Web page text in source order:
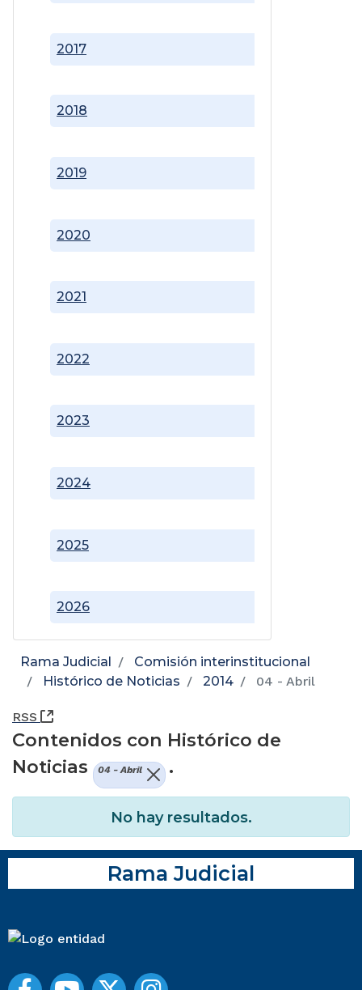
2017
2018
2019
2020
2021
2022
2023
2024
2025
2026
Rama Judicial
Comisión interinstitucional
Histórico de Noticias
2014 04 - Abril
RSS (Abre una nueva ventana)
Contenidos con Histórico de
Noticias
04 - Abril .
No hay resultados.
Rama Judicial